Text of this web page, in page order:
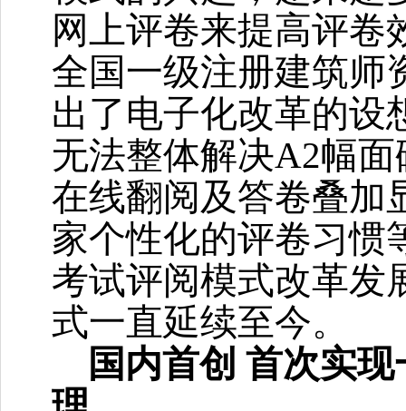
网上评卷来提高评卷
全国一级注册建筑师
出了电子化改革的设
无法整体解决A2幅面
在线翻阅及答卷叠加
家个性化的评卷习惯
考试评阅模式改革发
式一直延续至今。
国内首创 首次实现